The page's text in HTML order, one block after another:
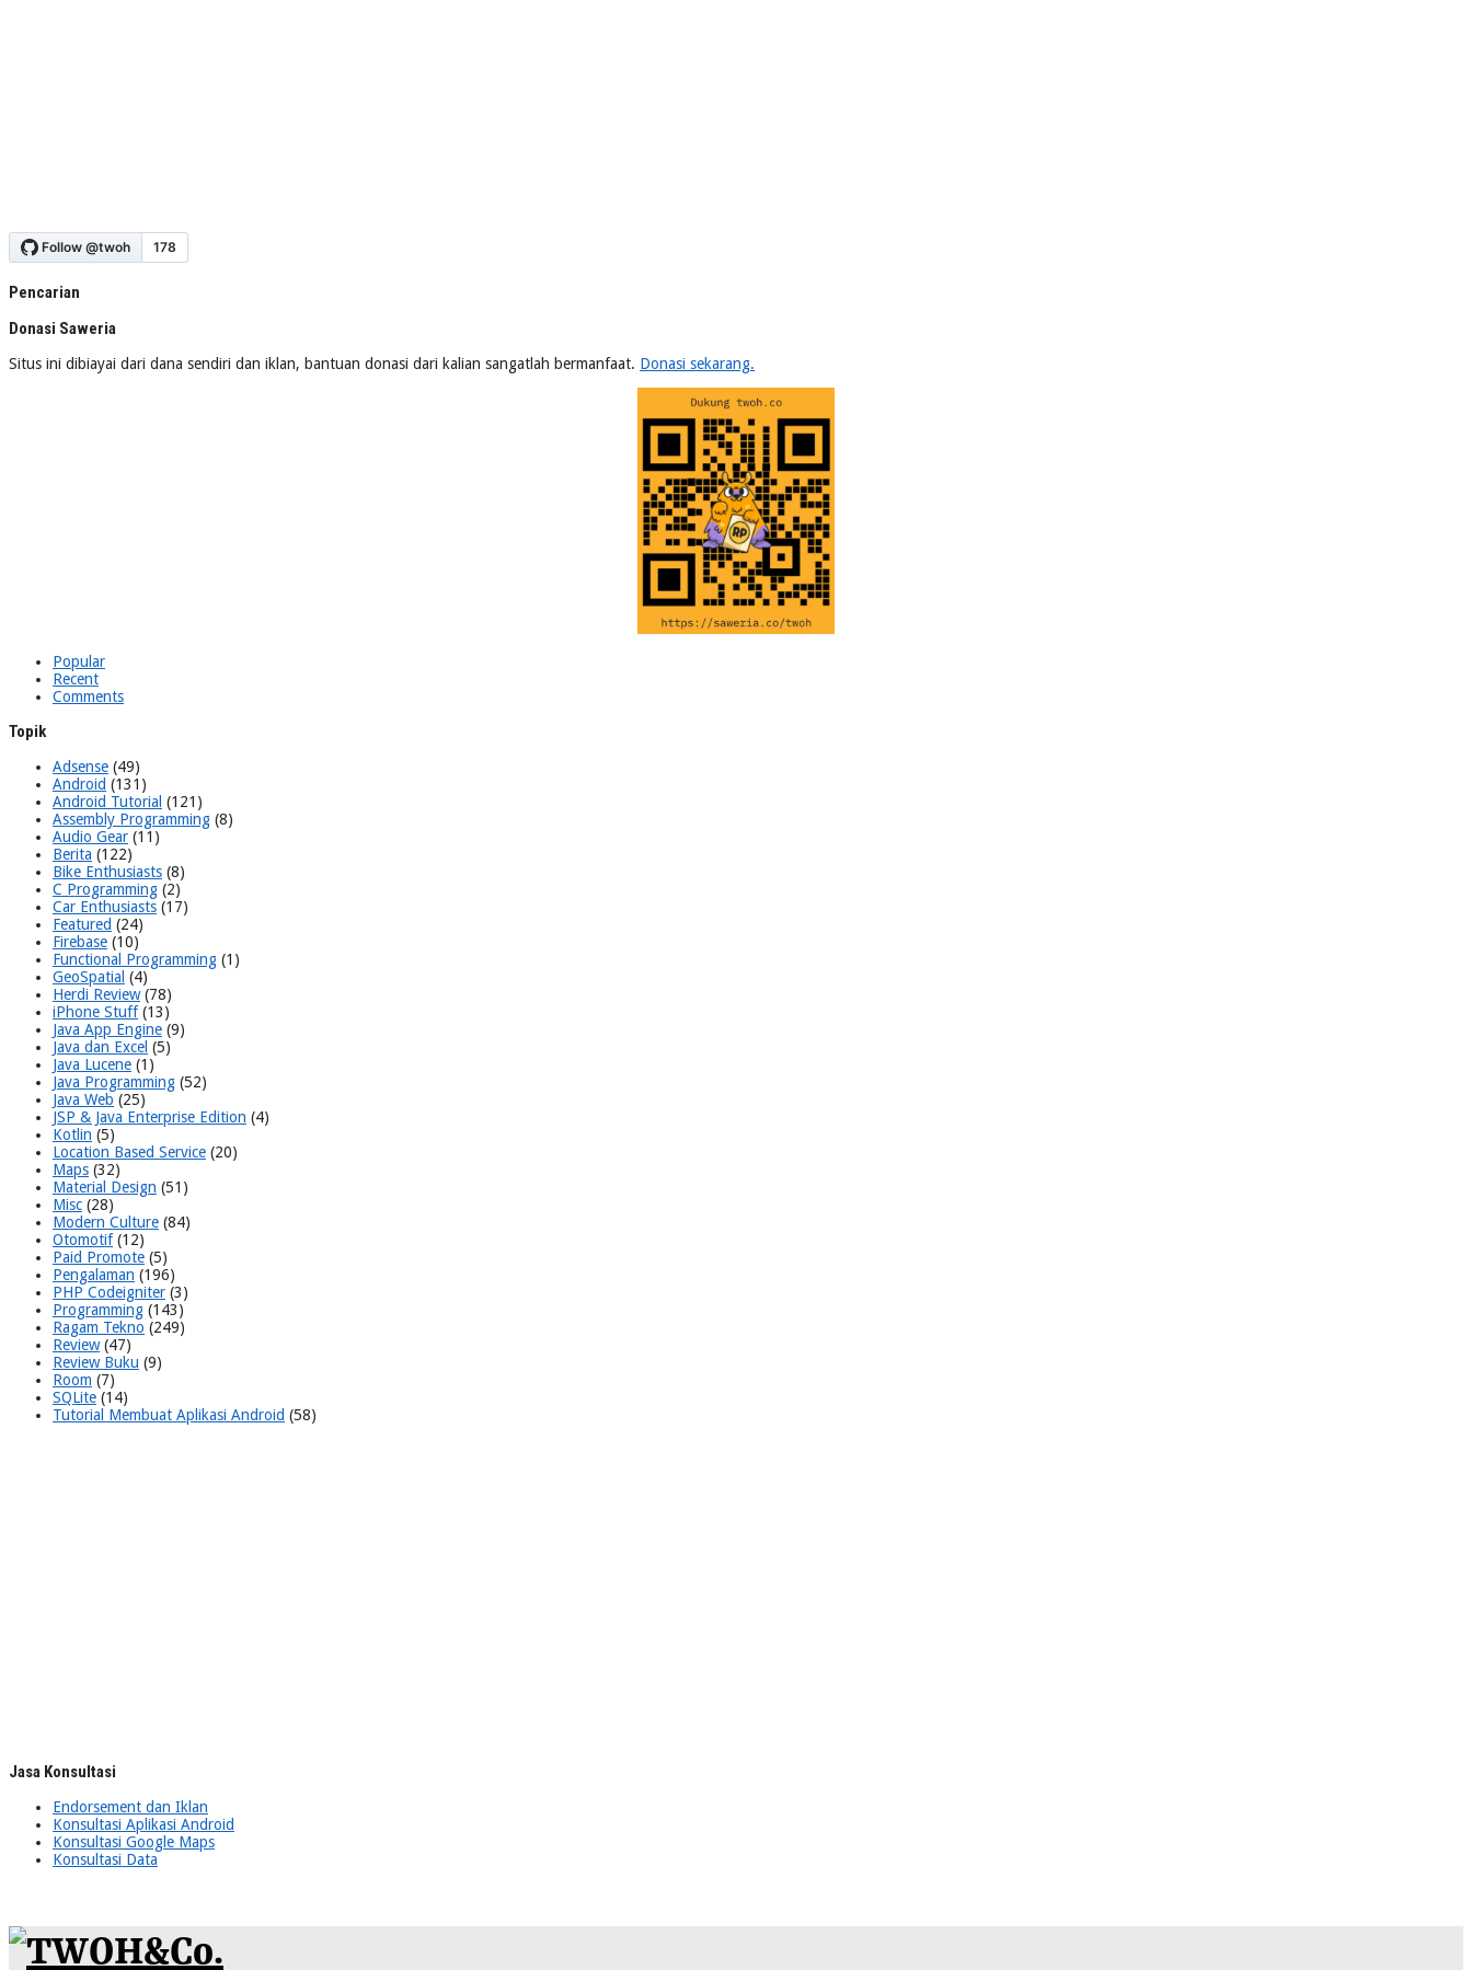
Pencarian
Donasi Saweria
Situs ini dibiayai dari dana sendiri dan iklan, bantuan donasi dari kalian sangatlah bermanfaat. Donasi sekarang.
Popular
Recent
Comments
Topik
Adsense (49)
Android (131)
Android Tutorial (121)
Assembly Programming (8)
Audio Gear (11)
Berita (122)
Bike Enthusiasts (8)
C Programming (2)
Car Enthusiasts (17)
Featured (24)
Firebase (10)
Functional Programming (1)
GeoSpatial (4)
Herdi Review(78)
iPhone Stuff(13)
Java App Engine (9)
Java dan Excel (5)
Java Lucene (1)
Java Programming (52)
Java Web (25)
JSP & Java Enterprise Edition (4)
Kotlin (5)
Location Based Service (20)
Maps (32)
Material Design (51)
Misc (28)
Modern Culture (84)
Otomotif(12)
Paid Promote (5)
Pengalaman (196)
PHP Codeigniter (3)
Programming (143)
Ragam Tekno (249)
Review(47)
Review Buku (9)
Room (7)
SQLite (14)
Tutorial Membuat Aplikasi Android (58)
Jasa Konsultasi
Endorsement dan Iklan
Konsultasi Aplikasi Android
Konsultasi Google Maps
Konsultasi Data